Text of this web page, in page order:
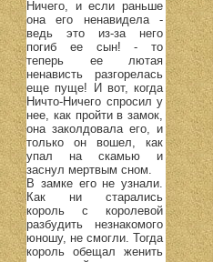
Ничего, и если раньше
она его ненавидела -
ведь это из-за него
погиб ее сын! - то
теперь ее лютая
ненависть разгорелась
еще пуще! И вот, когда
Ничто-Ничего спросил у
нее, как пройти в замок,
она заколдовала его, и
только он вошел, как
упал на скамью и
заснул мертвым сном.
В замке его не узнали.
Как ни старались
король с королевой
разбудить незнакомого
юношу, не смогли. Тогда
король обещал женить